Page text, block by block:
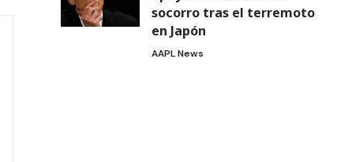
socorro tras el terremoto
en Japón
AAPL News